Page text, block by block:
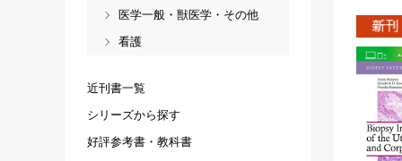
医学一般・獣医学・その他
看護
近刊書一覧
シリーズから探す
好評参考書・教科書